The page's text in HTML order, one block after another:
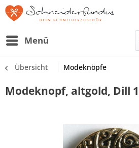
Menü
Übersicht Modeknöpfe
Modeknopf, altgold, Dill